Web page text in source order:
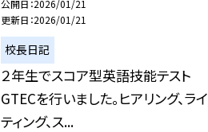
公開日 2026/01/21
更新日 2026/01/21
校長日記
２年生でスコア型英語技能テスト
GTECを行いました。ヒアリング、ライ
ティング、ス...